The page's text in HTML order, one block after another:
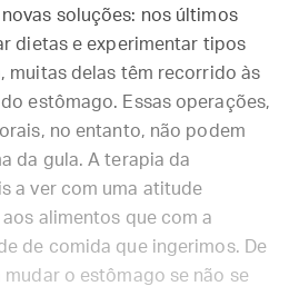
soluções: nos últimos
dietas e experimentar tipos
muitas delas têm recorrido às
estômago. Essas operações,
no entanto, não podem
da gula. A terapia da
a ver com uma atitude
alimentos que com a
de comida que ingerimos. De
o estômago se não se